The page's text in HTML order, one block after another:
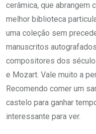
cerâmica, que abrangem
melhor biblioteca
uma coleção sem
manuscritos
compositores dos
e Mozart. Vale muito a
Recomendo comer um
castelo para ganhar
interessante para ver.